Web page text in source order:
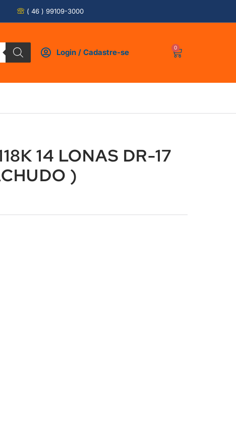
( 46 ) 99109-3000
Login / Cadastre-se
0
14 LONAS DR-17
)